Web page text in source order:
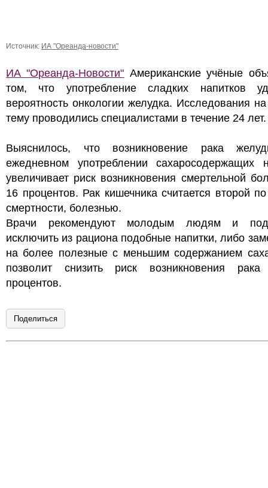
Источник: ИА "Ореанда-новости"
ИА "Ореанда-Новости" Американские учёные
том, что употребление сладких напитков
вероятность онкологии желудка. Исследования
тему проводились специалистами в течение 24 лет.
Выяснилось, что возникновение рака
ежедневном употреблении сахаросодержащих
увеличивает риск возникновения смертельной
16 процентов. Рак кишечника считается второй
смертности, болезнью.
Врачи рекомендуют молодым людям и
исключить из рациона подобные напитки, либо
на более полезные с меньшим содержанием
позволит снизить риск возникновения
процентов.
Поделиться